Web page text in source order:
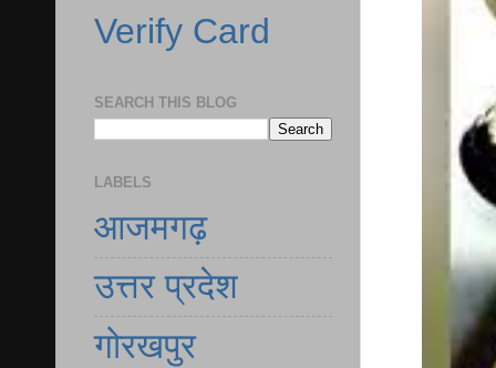
Verify Card
SEARCH THIS BLOG
LABELS
आजमगढ़
उत्तर प्रदेश
गोरखपुर